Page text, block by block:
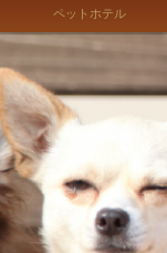
ペットホテル